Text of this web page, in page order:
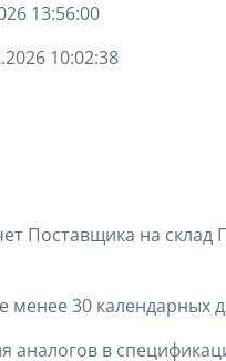
13:56:00
10:02:38
Поставщика на склад
менее 30 календарных
аналогов в